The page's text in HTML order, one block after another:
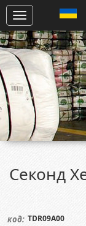
Секонд
код: TDR09A00